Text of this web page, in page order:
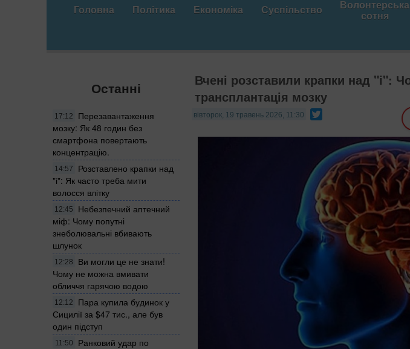
Головна Політика Економіка Суспільство Волонтерська
сотня
Останні
17:12
Перезавантаження
мозку: Як 48 годин без
смартфона повертають
концентрацію.
14:57
Розставлено крапки над
"і": Як часто треба мити
волосся влітку
12:45
Небезпечний аптечний
міф: Чому попутні
знеболювальні вбивають
шлунок
12:28
Ви могли це не знати!
Чому не можна вмивати
обличчя гарячою водою
12:12
Пара купила будинок у
Сицилії за $47 тис., але був
один підступ
11:50
Ранковий удар по
Вчені розставили крапки над "і":
трансплантація мозку
вівторок, 19 травень 2026, 11:30